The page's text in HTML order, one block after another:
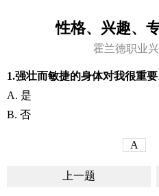
性格、兴趣、
霍兰德职业
1.强壮而敏捷的身体对我很重要
A. 是
B. 否
A
上一题